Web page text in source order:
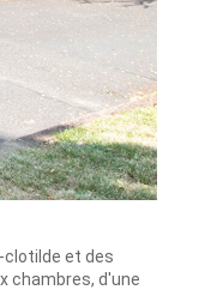
clotilde et des
chambres, d'une